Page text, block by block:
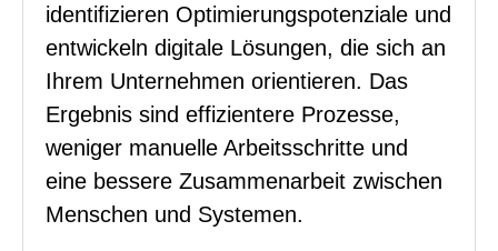
identifizieren Optimierungspotenziale und
entwickeln digitale Lösungen, die sich an
Ihrem Unternehmen orientieren. Das
Ergebnis sind effizientere Prozesse,
weniger manuelle Arbeitsschritte und
eine bessere Zusammenarbeit zwischen
Menschen und Systemen.